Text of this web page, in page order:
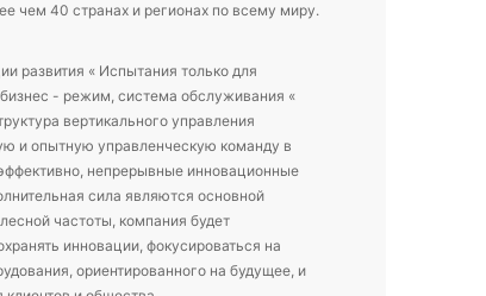
чем 40 странах и регионах по всему миру.
развития « Испытания только для
- режим, система обслуживания «
вертикального управления
и опытную управленческую команду в
непрерывные инновационные
сила являются основной
частоты, компания будет
инновации, фокусироваться на
ориентированного на будущее, и